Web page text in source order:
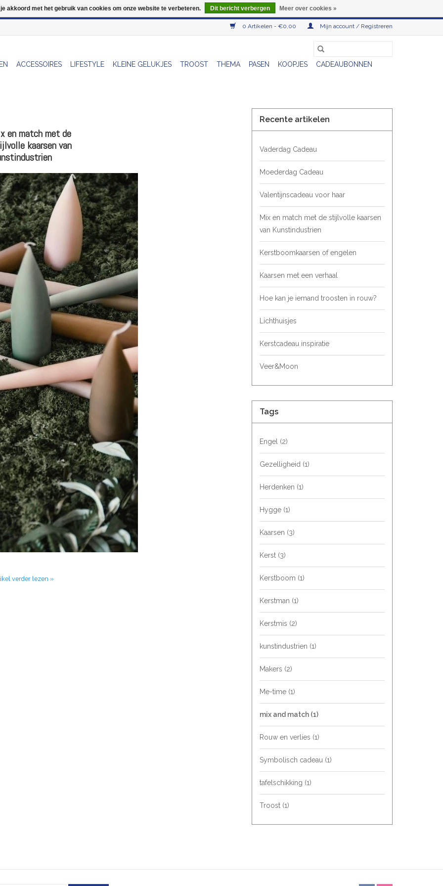
0 Artikelen - €0,00 Mijn account / Registreren
ACCESSOIRES LIFESTYLE KLEINE GELUKJES TROOST THEMA PASEN KOOPJES CADEAUBONNEN
en match met de
kaarsen van
verder lezen »
Recente artikelen
Vaderdag Cadeau
Moederdag Cadeau
Valentijnscadeau voor haar
Mix en match met de stijlvolle kaarsen
van Kunstindustrien
Kerstboomkaarsen of engelen
Kaarsen met een verhaal
Hoe kan je iemand troosten in rouw?
Lichthuisjes
Kerstcadeau inspiratie
Veer&Moon
Tags
Engel (2)
Gezelligheid (1)
Herdenken (1)
Hygge (1)
Kaarsen (3)
Kerst (3)
Kerstboom (1)
Kerstman (1)
Kerstmis (2)
kunstindustrien (1)
Makers (2)
Me-time (1)
mix and match (1)
Rouw en verlies (1)
Symbolisch cadeau (1)
tafelschikking (1)
Troost (1)
akkoord met het gebruik van cookies om onze website te verbeteren. Dit bericht verbergen Meer over cookies »
Wij zijn uitzonderlijk gesloten op Do 13/08